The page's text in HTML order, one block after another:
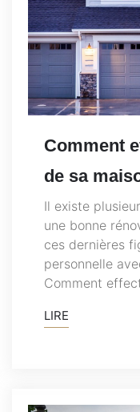
Comment
de sa
Il existe
une bonne
ces dernières
personnelle
Comment
LIRE